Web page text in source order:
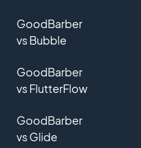
GoodBarber
vs Bubble
GoodBarber
vs FlutterFlow
GoodBarber
vs Glide